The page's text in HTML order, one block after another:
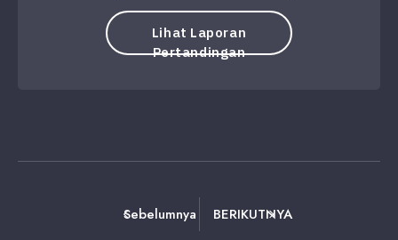
Lihat Laporan
Pertandingan
Sebelumnya BERIKUTNYA